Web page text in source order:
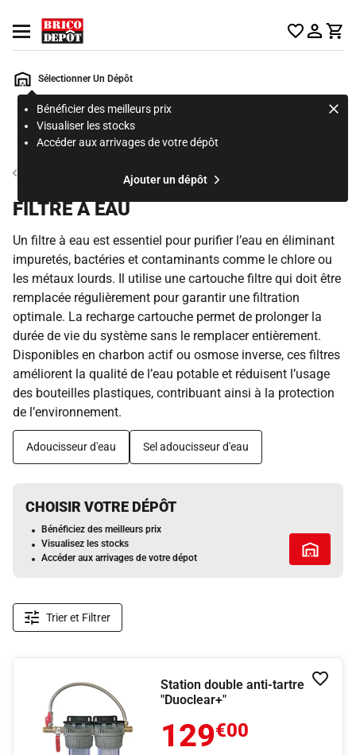
Ouvrir le menu
Sélectionner Un Dépôt
Bénéficier des meilleurs prix
Visualiser les stocks
Accéder aux arrivages de votre dépôt
Ajouter un dépôt
Rechercher
page
FILTRE À EAU
Un filtre à eau est essentiel pour purifier l’eau en éliminant
impuretés, bactéries et contaminants comme le chlore ou
les métaux lourds. Il utilise une cartouche filtre qui doit être
remplacée régulièrement pour garantir une filtration
optimale. La recharge cartouche permet de prolonger la
durée de vie du système sans le remplacer entièrement.
Disponibles en charbon actif ou osmose inverse, ces filtres
améliorent la qualité de l’eau potable et réduisent l’usage
des bouteilles plastiques, contribuant ainsi à la protection
de l’environnement.
Adoucisseur d'eau Sel adoucisseur d'eau
CHOISIR VOTRE DÉPÔT
Bénéficiez des meilleurs prix
Visualisez les stocks
Accéder aux arrivages de votre dépot
Tous les
Trier et Filtrer
Station double anti-tartre
"Duoclear+"
129€00